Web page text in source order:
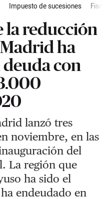
Impuesto de sucesiones
la reducción
ha
con
lanzó tres
noviembre, en las
del
La región que
ha sido el
endeudado en